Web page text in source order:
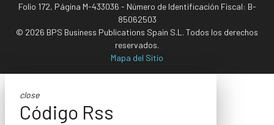
Folio 172, Página M-433036 - Número de Identificación Fiscal: B-
85062503
© 2026 BPS Business Publications Spain S.L. Todos los derechos
reservados.
Mapa del Sitio
close
Código Rss